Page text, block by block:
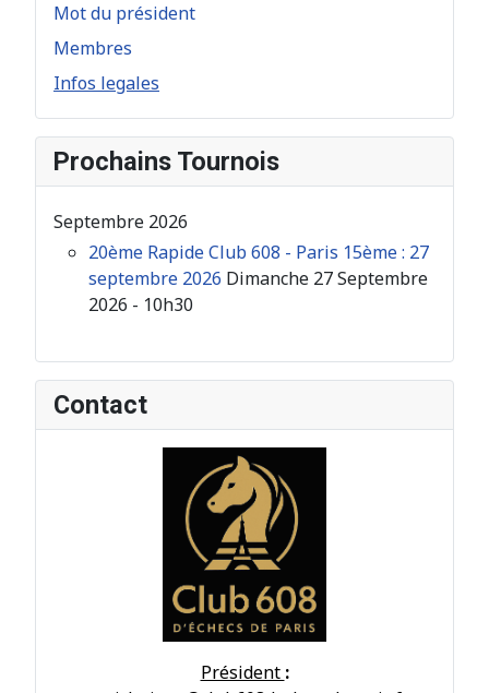
Mot du président
Membres
Infos legales
Prochains Tournois
Septembre 2026
20ème Rapide Club 608 - Paris 15ème : 27
septembre 2026 Dimanche 27 Septembre
2026 - 10h30
Contact
Président :